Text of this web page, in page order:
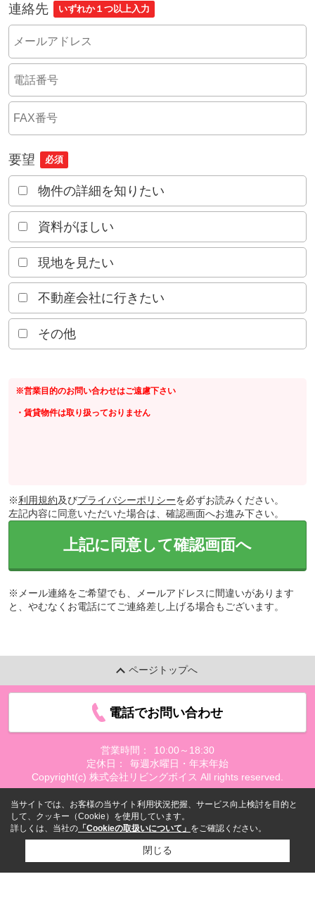
連絡先 いずれか１つ以上入力
要望 必須
物件の詳細を知りたい
資料がほしい
現地を見たい
不動産会社に行きたい
その他
※営業目的のお問い合わせはご遠慮下さい
・賃貸物件は取り扱っておりません
※利用規約及びプライバシーポリシーを必ずお読みください。
左記内容に同意いただいた場合は、確認画面へお進み下さい。
上記に同意して確認画面へ
※メール連絡をご希望でも、メールアドレスに間違いがあります
と、やむなくお電話にてご連絡差し上げる場合もございます。
ページトップへ
電話でお問い合わせ
営業時間：
10:00～18:30
定休日：
毎週水曜日・年末年始
Copyright(c) 株式会社リビングボイス All rights reserved.
当サイトでは、お客様の当サイト利用状況把握、サービス向上検討を目的と
して、クッキー（Cookie）を使用しています。
詳しくは、当社の 「Cookieの取扱いについて」 をご確認ください。
閉じる